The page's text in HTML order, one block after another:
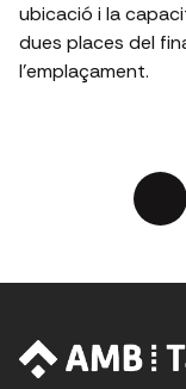
ubicació i la
dues places del
l’emplaçament.